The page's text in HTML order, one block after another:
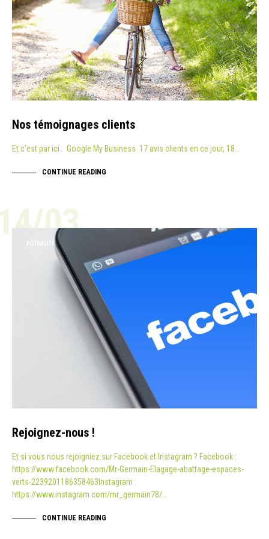
Nos témoignages clients
Et c’est par ici : Google My Business 17 avis clients en ce jour, 18…
CONTINUE READING
03
ACTUALITÉ
Rejoignez-nous !
Et si vous nous rejoigniez sur Facebook et Instagram ? Facebook :
https://www.facebook.com/Mr-Germain-Elagage-abattage-espaces-
verts-2239201186358463Instagram :
https://www.instagram.com/mr_germain78/…
CONTINUE READING